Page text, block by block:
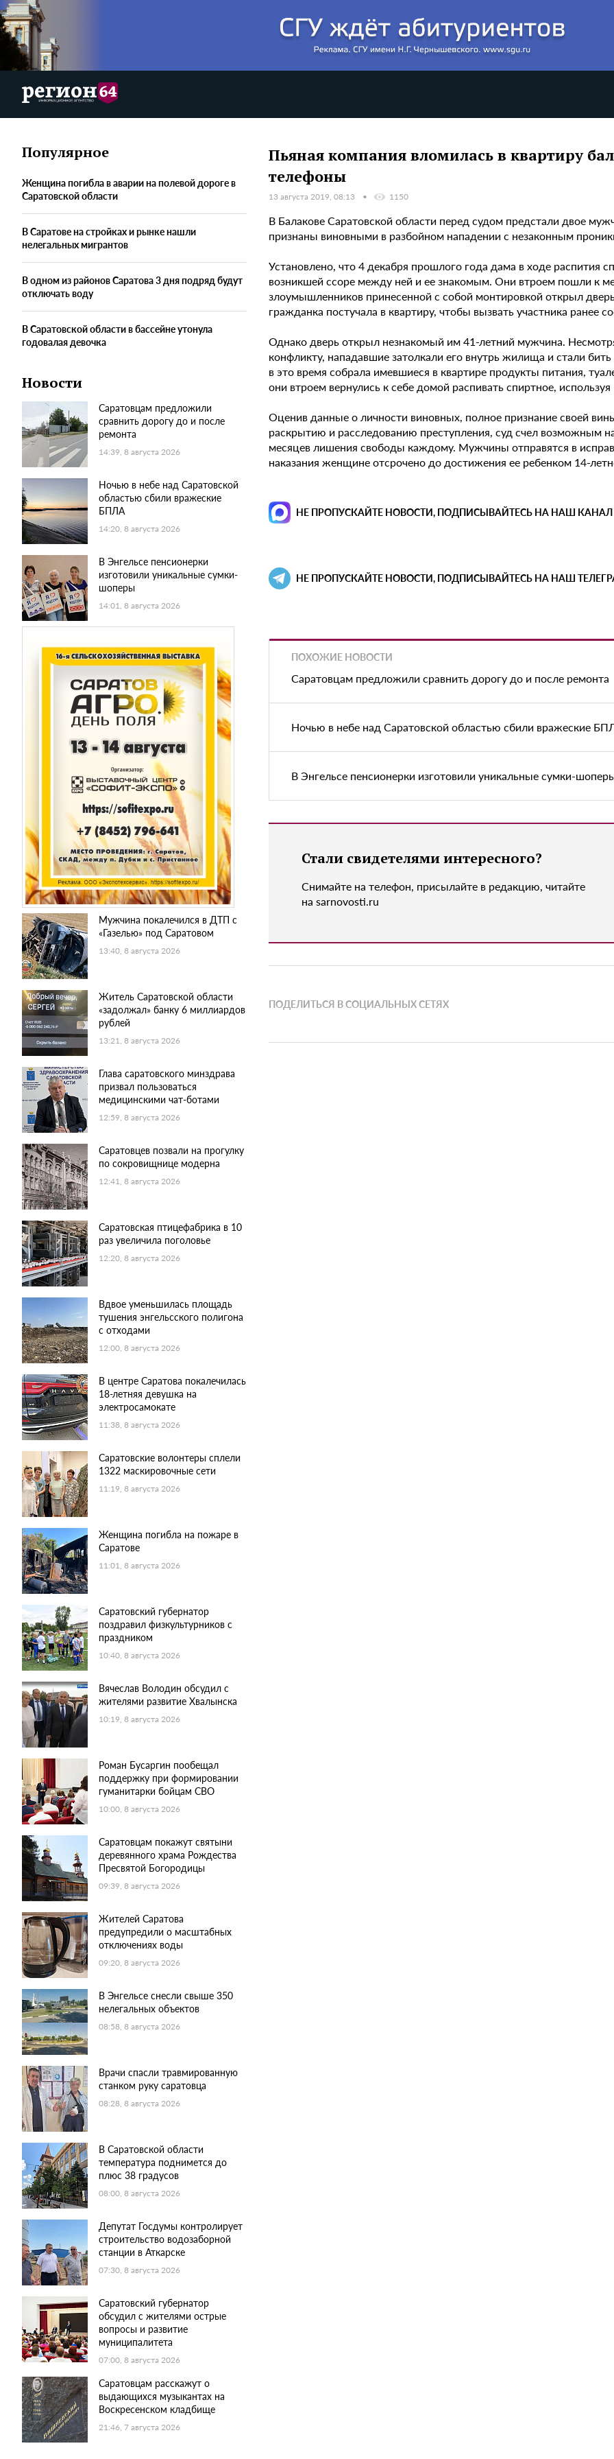
Популярное
Женщина погибла в аварии на полевой дороге в
Саратовской области
В Саратове на стройках и рынке нашли
нелегальных мигрантов
В одном из районов Саратова 3 дня подряд будут
отключать воду
В Саратовской области в бассейне утонула
годовалая девочка
Новости
Саратовцам предложили
сравнить дорогу до и после
ремонта
14:39, 8 августа 2026
Ночью в небе над Саратовской
областью сбили вражеские
БПЛА
14:20, 8 августа 2026
В Энгельсе пенсионерки
изготовили уникальные сумки-
шоперы
14:01, 8 августа 2026
Мужчина покалечился в ДТП с
«Газелью» под Саратовом
13:40, 8 августа 2026
Житель Саратовской области
«задолжал» банку 6 миллиардов
рублей
13:21, 8 августа 2026
Глава саратовского минздрава
призвал пользоваться
медицинскими чат-ботами
12:59, 8 августа 2026
Саратовцев позвали на прогулку
по сокровищнице модерна
12:41, 8 августа 2026
Саратовская птицефабрика в 10
раз увеличила поголовье
12:20, 8 августа 2026
Вдвое уменьшилась площадь
тушения энгельсского полигона
с отходами
12:00, 8 августа 2026
В центре Саратова покалечилась
18-летняя девушка на
электросамокате
11:38, 8 августа 2026
Саратовские волонтеры сплели
1322 маскировочные сети
11:19, 8 августа 2026
Женщина погибла на пожаре в
Саратове
11:01, 8 августа 2026
Саратовский губернатор
поздравил физкультурников с
праздником
10:40, 8 августа 2026
Вячеслав Володин обсудил с
жителями развитие Хвалынска
10:19, 8 августа 2026
Роман Бусаргин пообещал
поддержку при формировании
гуманитарки бойцам СВО
10:00, 8 августа 2026
Саратовцам покажут святыни
деревянного храма Рождества
Пресвятой Богородицы
09:39, 8 августа 2026
Жителей Саратова
предупредили о масштабных
отключениях воды
09:20, 8 августа 2026
В Энгельсе снесли свыше 350
нелегальных объектов
08:58, 8 августа 2026
Врачи спасли травмированную
станком руку саратовца
08:28, 8 августа 2026
В Саратовской области
температура поднимется до
плюс 38 градусов
08:00, 8 августа 2026
Депутат Госдумы контролирует
строительство водозаборной
станции в Аткарске
07:30, 8 августа 2026
Саратовский губернатор
обсудил с жителями острые
вопросы и развитие
муниципалитета
07:00, 8 августа 2026
Саратовцам расскажут о
выдающихся музыкантах на
Воскресенском кладбище
21:46, 7 августа 2026
Пьяная компания вломилась в квартиру
телефоны
13 августа 2019, 08:13 1150
В Балакове Саратовской области перед судом предстали двое
признаны виновными в разбойном нападении с незаконным
Установлено, что 4 декабря прошлого года дама в ходе распития
возникшей ссоре между ней и ее знакомым. Они втроем пошли к
злоумышленников принесенной с собой монтировкой открыл
гражданка постучала в квартиру, чтобы вызвать участника ранее
Однако дверь открыл незнакомый им 41-летний мужчина.
конфликту, нападавшие затолкали его внутрь жилища и стали
в это время собрала имевшиеся в квартире продукты питания,
они втроем вернулись к себе домой распивать спиртное,
Оценив данные о личности виновных, полное признание своей
раскрытию и расследованию преступления, суд счел возможным
месяцев лишения свободы каждому. Мужчины отправятся в
наказания женщине отсрочено до достижения ее ребенком 14-
НЕ ПРОПУСКАЙТЕ НОВОСТИ, ПОДПИСЫВАЙТЕСЬ НА НАШ КАНАЛ
НЕ ПРОПУСКАЙТЕ НОВОСТИ, ПОДПИСЫВАЙТЕСЬ НА НАШ
ПОХОЖИЕ НОВОСТИ
Саратовцам предложили сравнить дорогу до и после ремонта
Ночью в небе над Саратовской областью сбили вражеские
В Энгельсе пенсионерки изготовили уникальные сумки-
Стали свидетелями интересного?
Снимайте на телефон, присылайте в редакцию, читайте
на sarnovosti.ru
ПОДЕЛИТЬСЯ В СОЦИАЛЬНЫХ СЕТЯХ